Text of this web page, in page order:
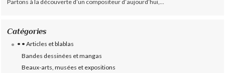
Partons à la découverte d’un compositeur d’aujourd’hui,...
Catégories
• • Articles et blablas
Bandes dessinées et mangas
Beaux-arts, musées et expositions